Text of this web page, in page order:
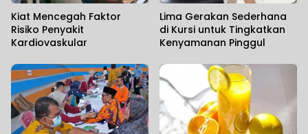
Kiat Mencegah Faktor
Risiko Penyakit
Kardiovaskular
Lima Gerakan Sederhana
di Kursi untuk Tingkatkan
Kenyamanan Pinggul